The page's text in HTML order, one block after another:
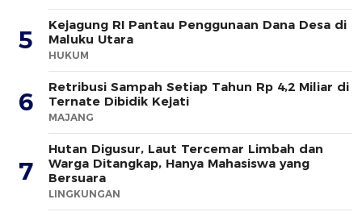
5
Kejagung RI Pantau Penggunaan Dana Desa di
Maluku Utara
HUKUM
6
Retribusi Sampah Setiap Tahun Rp 4,2 Miliar di
Ternate Dibidik Kejati
MAJANG
7
Hutan Digusur, Laut Tercemar Limbah dan
Warga Ditangkap, Hanya Mahasiswa yang
Bersuara
LINGKUNGAN